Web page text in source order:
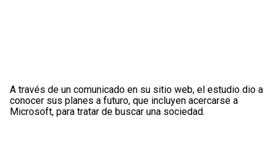
A través de un comunicado en su sitio web, el estudio dio a
conocer sus planes a futuro, que incluyen acercarse a
Microsoft, para tratar de buscar una sociedad.